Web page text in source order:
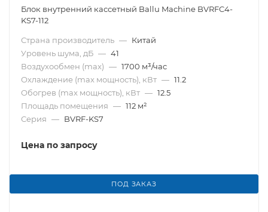
Блок внутренний кассетный Ballu Machine BVRFC4-
KS7-112
Страна производитель — Китай
Уровень шума, дБ — 41
Воздухообмен (max) — 1700 м³/час
Охлаждение (max мощность), кВт — 11.2
Обогрев (max мощность), кВт — 12.5
Площадь помещения — 112 м²
Серия — BVRF-KS7
Цена по запросу
ПОД ЗАКАЗ